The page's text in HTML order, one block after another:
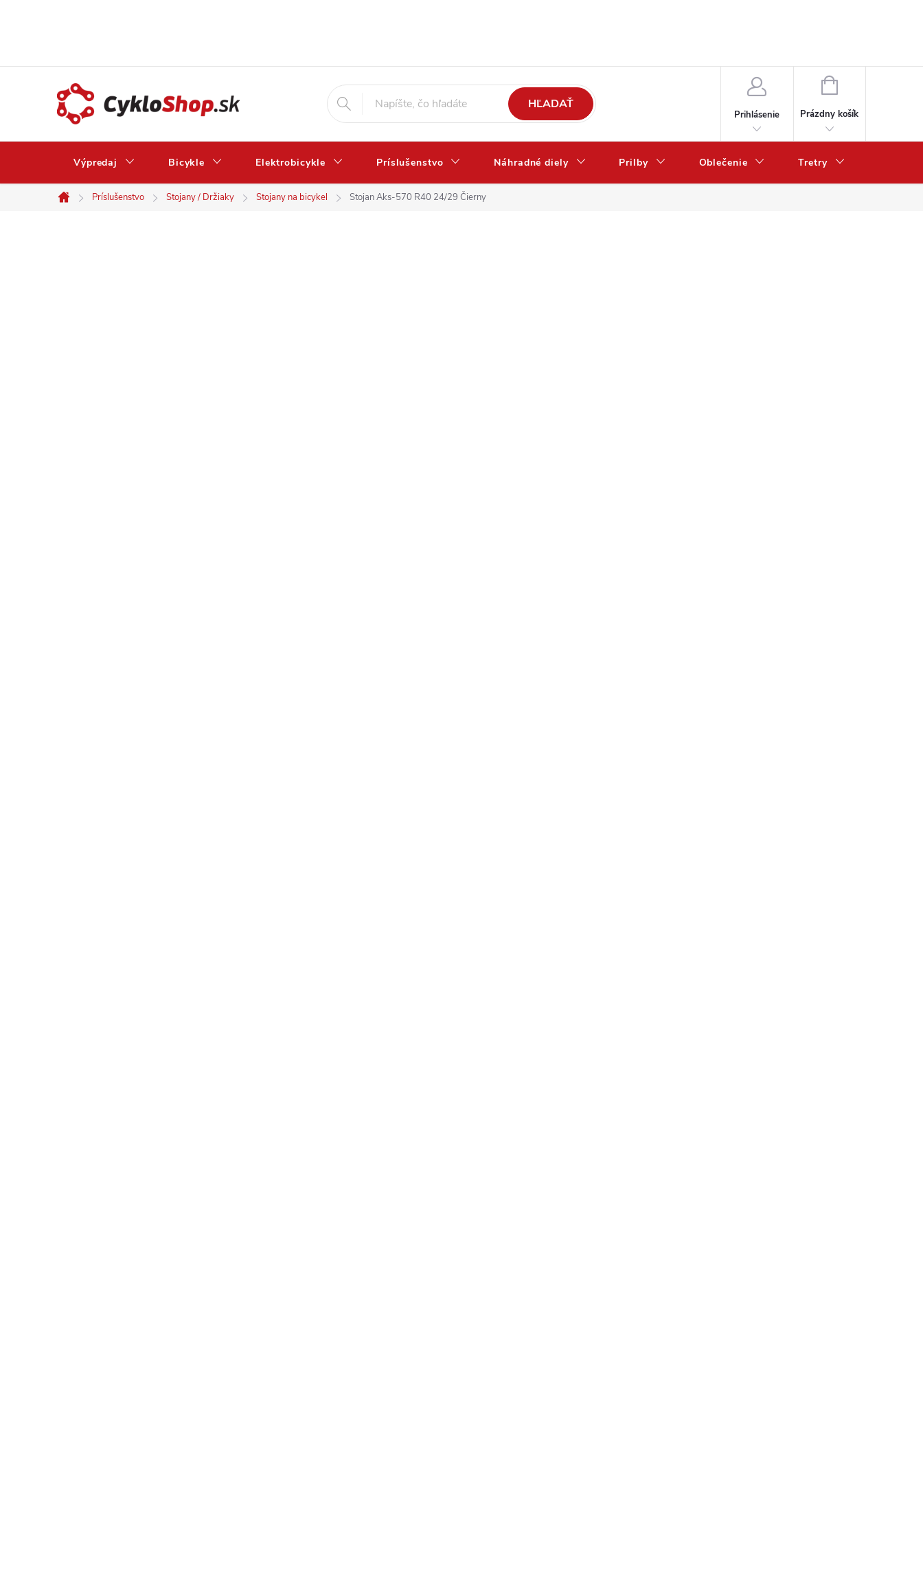
HĽADAŤ
Prihlásenie
NÁKUPNÝ
Prázdny košík
Výpredaj Bicykle Elektrobicykle Príslušenstvo Náhradné diely Prilby Oblečenie Tretry
Domov
Príslušenstvo Stojany / Držiaky Stojany na bicykel Stojan Aks-570 R40 24/29 Čierny